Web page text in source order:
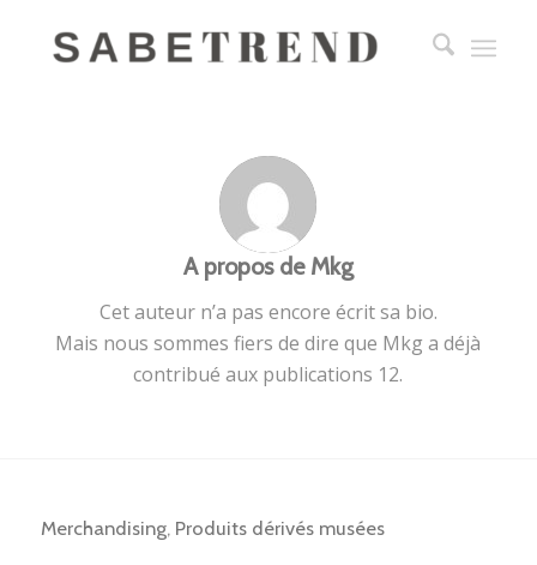
A propos de Mkg
Cet auteur n’a pas encore écrit sa bio.
Mais nous sommes fiers de dire que Mkg a déjà
contribué aux publications 12.
Merchandising, Produits dérivés musées